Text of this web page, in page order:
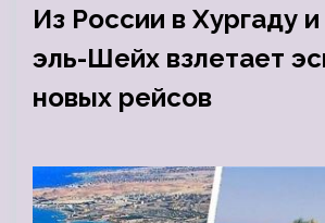
Из России в Хургаду
эль-Шейх взлетает
новых рейсов